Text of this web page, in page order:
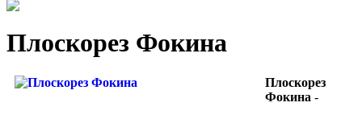
Плоскорез Фокина
Плоскорез
Фокина -